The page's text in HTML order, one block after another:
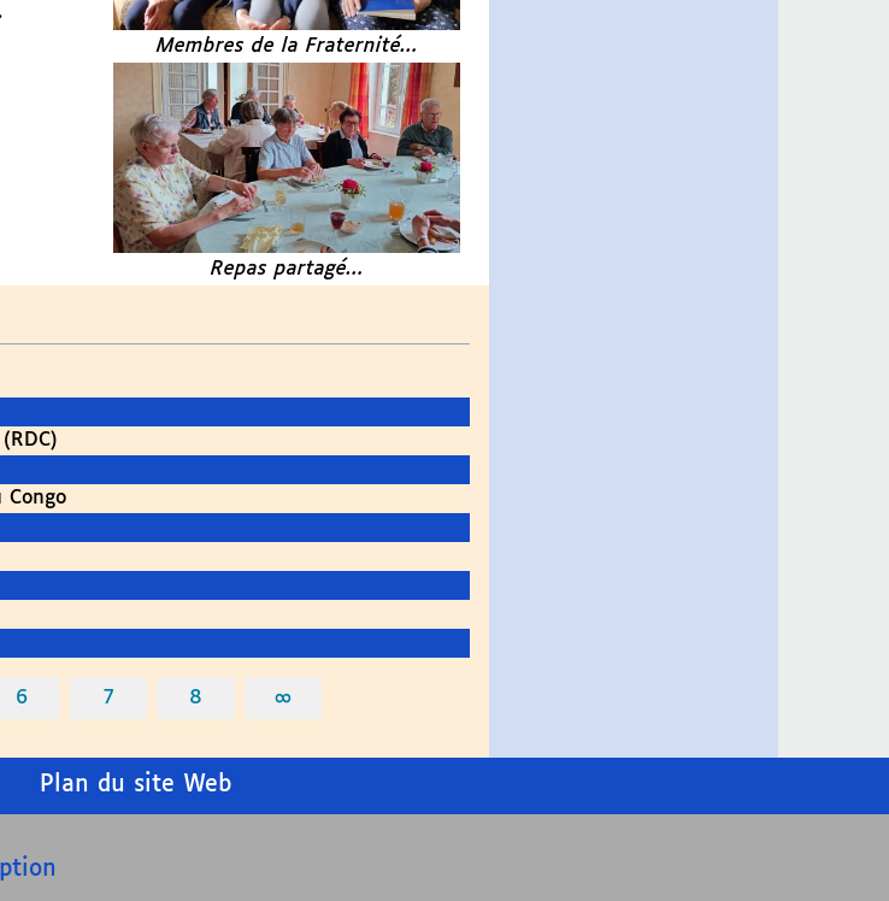
Membres de la Fraternité…
Repas partagé…
6 7 8 ∞
Plan du site Web